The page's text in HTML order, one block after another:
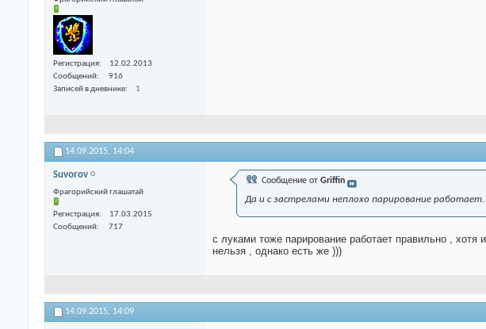
Регистрация
12.02.2013
Сообщений
916
Записей в дневнике
1
14.09.2015, 14:04
Suvorov
Фрагорийский глашатай
Регистрация
17.03.2015
Сообщений
717
Сообщение от Griffin
Да и с застрелами неплохо парирование работает.
с луками тоже парирование работает правильно , хотя
нельзя , однако есть же )))
14.09.2015, 14:09